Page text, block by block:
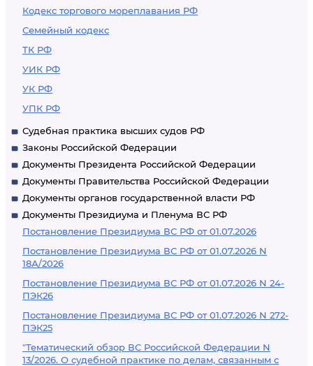
Кодекс торгового мореплавания РФ
Семейный кодекс
ТК РФ
УИК РФ
УК РФ
УПК РФ
Судебная практика высших судов РФ
Законы Российской Федерации
Документы Президента Российской Федерации
Документы Правительства Российской Федерации
Документы органов государственной власти РФ
Документы Президиума и Пленума ВС РФ
Постановление Президиума ВС РФ от 01.07.2026
Постановление Президиума ВС РФ от 01.07.2026 N
18А/2026
Постановление Президиума ВС РФ от 01.07.2026 N 24-
ПЭК26
Постановление Президиума ВС РФ от 01.07.2026 N 272-
ПЭК25
"Тематический обзор ВС Российской Федерации N
13/2026. О судебной практике по делам, связанным с